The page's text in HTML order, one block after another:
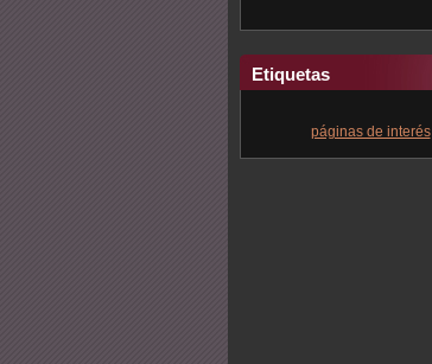
Etiquetas
páginas de interés